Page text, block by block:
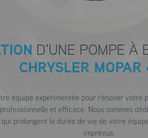
D'UNE POMPE À
CHRYSLER
équipe expérimentée pour rénover votre
et efficace. Nous sommes
prolongent la durée de vie de votre
imprévus.